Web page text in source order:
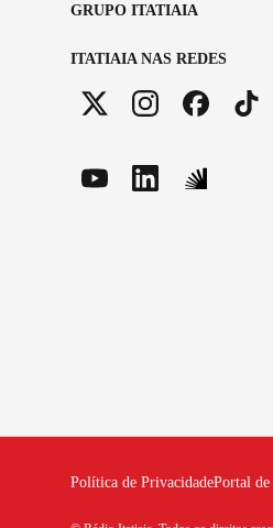
GRUPO ITATIAIA
ITATIAIA NAS REDES
Política de PrivacidadePortal